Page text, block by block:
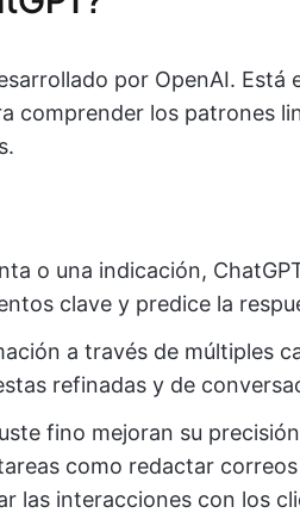
por OpenAI. Está
comprender los patrones
o una indicación,
clave y predice la
a través de múltiples
refinadas y de
fino mejoran su
como redactar
las interacciones con los